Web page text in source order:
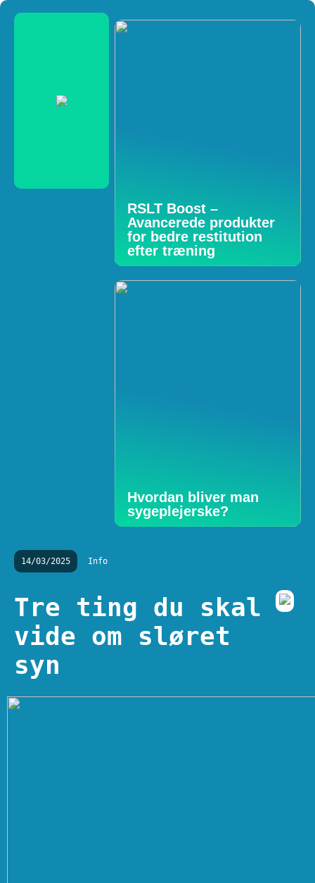
RSLT Boost –
Avancerede produkter
for bedre restitution
efter træning
Hvordan bliver man
sygeplejerske?
14/03/2025 Info
Tre ting du skal
vide om sløret
syn